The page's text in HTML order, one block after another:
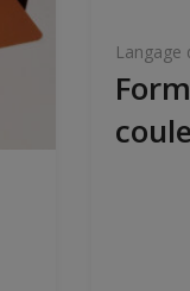
Langage